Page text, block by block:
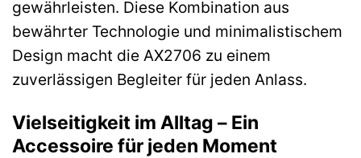
gewährleisten. Diese Kombination aus
bewährter Technologie und minimalistischem
Design macht die AX2706 zu einem
zuverlässigen Begleiter für jeden Anlass.
Vielseitigkeit im Alltag – Ein
Accessoire für jeden Moment